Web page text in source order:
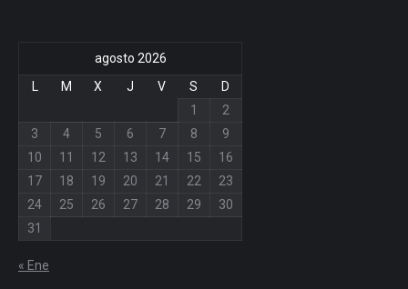
agosto 2026
L
M X J V S
D
1
2
3
4 5 6 7 8
9
10
11 12 13 14 15
16
17
18 19 20 21 22
23
24
25 26 27 28 29
30
31
« Ene